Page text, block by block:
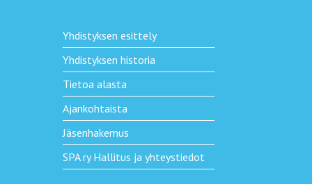
Yhdistyksen esittely
Yhdistyksen historia
Tietoa alasta
Ajankohtaista
Jäsenhakemus
SPA ry Hallitus ja yhteystiedot